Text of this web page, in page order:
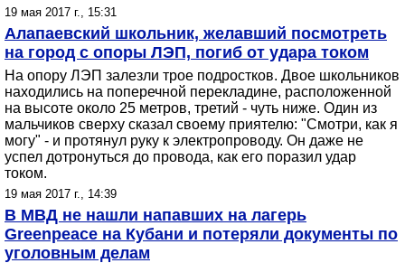
19 мая 2017 г., 15:31
Алапаевский школьник, желавший посмотреть
на город с опоры ЛЭП, погиб от удара током
На опору ЛЭП залезли трое подростков. Двое школьников
находились на поперечной перекладине, расположенной
на высоте около 25 метров, третий - чуть ниже. Один из
мальчиков сверху сказал своему приятелю: "Смотри, как я
могу" - и протянул руку к электропроводу. Он даже не
успел дотронуться до провода, как его поразил удар
током.
19 мая 2017 г., 14:39
В МВД не нашли напавших на лагерь
Greenpeace на Кубани и потеряли документы по
уголовным делам